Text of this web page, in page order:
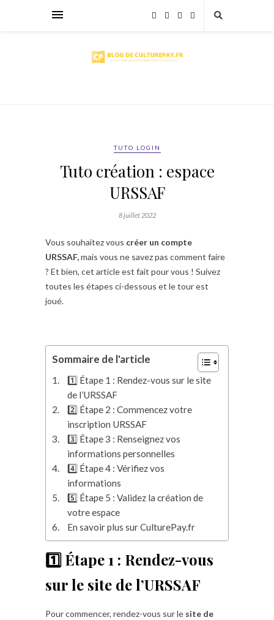
TUTO LOGIN
Tuto création : espace
URSSAF
8 juillet 2022
Vous souhaitez vous créer un compte
URSSAF,mais vous ne savez pas comment faire
? Et bien, cet article est fait pour vous ! Suivez
toutes les étapes ci-dessous et le tour est
joué.
Sommaire de l'article
1️⃣ Étape 1 : Rendez-vous sur le site
de l’URSSAF
2️⃣ Étape 2 : Commencez votre
inscription URSSAF
3️⃣ Étape 3 : Renseignez vos
informations personnelles
4️⃣ Étape 4 : Vérifiez vos
informations
5️⃣ Étape 5 : Validez la création de
votre espace
En savoir plus sur CulturePay.fr
1️⃣ Étape 1 : Rendez-vous
sur le site de l’URSSAF
Pour commencer, rendez-vous sur le site de